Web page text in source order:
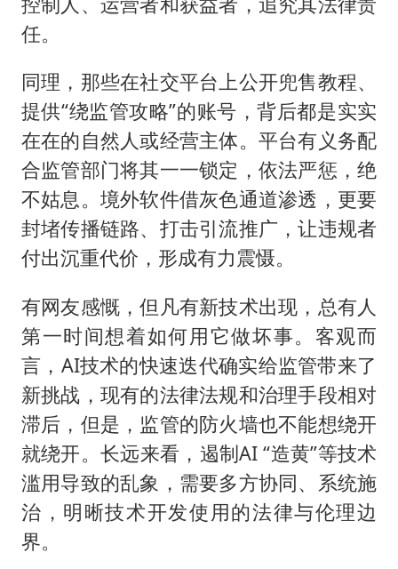
任。
同理，那些在社交平台上公开兜售教程、
提供“绕监管攻略”的账号，背后都是实实
在在的自然人或经营主体。平台有义务配
合监管部门将其一一锁定，依法严惩，绝
不姑息。境外软件借灰色通道渗透，更要
封堵传播链路、打击引流推广，让违规者
付出沉重代价，形成有力震慑。
有网友感慨，但凡有新技术出现，总有人
第一时间想着如何用它做坏事。客观而
言，AI技术的快速迭代确实给监管带来了
新挑战，现有的法律法规和治理手段相对
滞后，但是，监管的防火墙也不能想绕开
就绕开。长远来看，遏制AI “造黄”等技术
滥用导致的乱象，需要多方协同、系统施
治，明晰技术开发使用的法律与伦理边
界。